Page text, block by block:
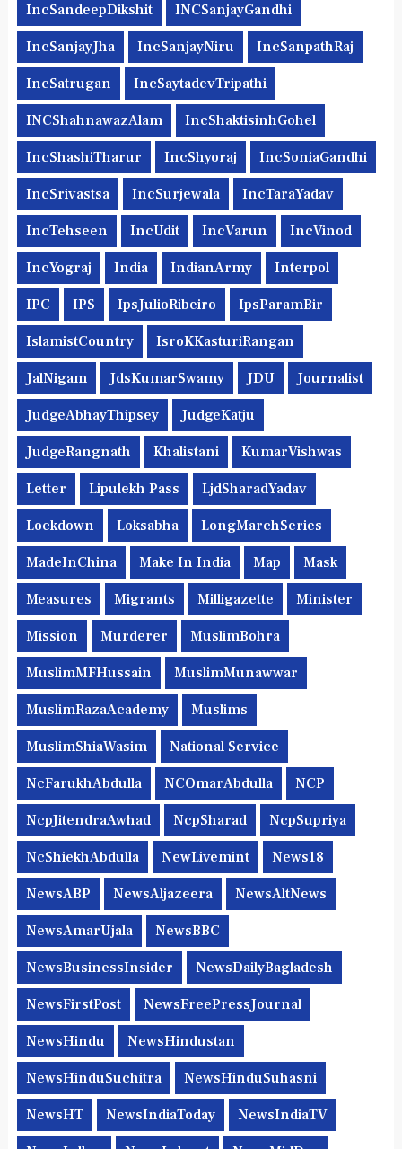
IncSandeepDikshit INCSanjayGandhi
IncSanjayJha IncSanjayNiru IncSanpathRaj
IncSatrugan IncSaytadevTripathi
INCShahnawazAlam IncShaktisinhGohel
IncShashiTharur IncShyoraj IncSoniaGandhi
IncSrivastsa IncSurjewala IncTaraYadav
IncTehseen IncUdit IncVarun IncVinod
IncYograj India IndianArmy Interpol
IPC IPS IpsJulioRibeiro IpsParamBir
IslamistCountry IsroKKasturiRangan
JalNigam JdsKumarSwamy JDU Journalist
JudgeAbhayThipsey JudgeKatju
JudgeRangnath Khalistani KumarVishwas
Letter Lipulekh Pass LjdSharadYadav
Lockdown Loksabha LongMarchSeries
MadeInChina Make In India Map Mask
Measures Migrants Milligazette Minister
Mission Murderer MuslimBohra
MuslimMFHussain MuslimMunawwar
MuslimRazaAcademy Muslims
MuslimShiaWasim National Service
NcFarukhAbdulla NCOmarAbdulla NCP
NcpJitendraAwhad NcpSharad NcpSupriya
NcShiekhAbdulla NewLivemint News18
NewsABP NewsAljazeera NewsAltNews
NewsAmarUjala NewsBBC
NewsBusinessInsider NewsDailyBagladesh
NewsFirstPost NewsFreePressJournal
NewsHindu NewsHindustan
NewsHinduSuchitra NewsHinduSuhasni
NewsHT NewsIndiaToday NewsIndiaTV